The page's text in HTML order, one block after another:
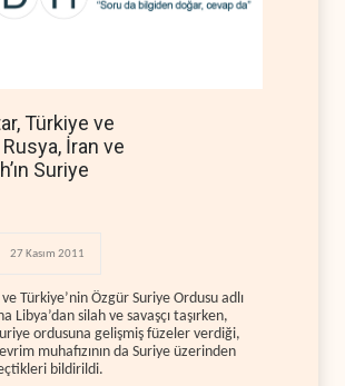
Türkiye ve
İran ve
Suriye
27 Kasım 2011
Türkiye’nin Özgür Suriye Ordusu adlı
Libya’dan silah ve savaşçı taşırken,
ordusuna gelişmiş füzeler verdiği,
muhafızının da Suriye üzerinden
bildirildi.